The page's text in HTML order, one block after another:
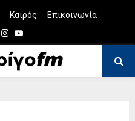
Καιρός
Επικοινωνία
Instagram
Youtube